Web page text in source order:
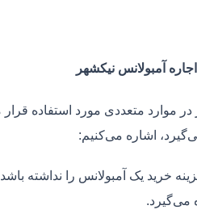
آمبولانس نیکشهر
در موارد متعددی مورد استفاده
اشاره می‌کنیم:
خرید یک آمبولانس را نداشته
می‌گیرد.